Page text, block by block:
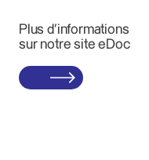
Plus d’informations
sur notre site eDoc